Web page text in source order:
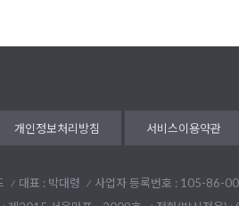
개인정보처리방침 서비스이용약관
대표 : 박대령
사업자 등록번호 : 105-86-